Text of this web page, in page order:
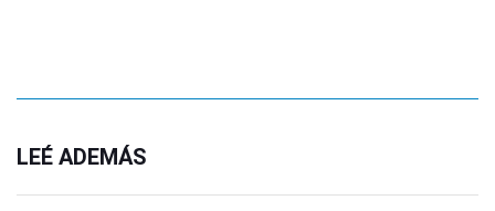
LEÉ ADEMÁS